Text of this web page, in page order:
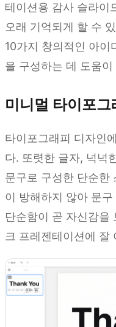
테이션용 감사 슬라이
오래 기억되게 할 수
10가지 창의적인 아이
을 구성하는 데 도움이
미니멀 타이포
타이포그래피 디자인
다. 또렷한 글자, 넉넉
문구로 구성한 단순한
이 방해하지 않아 문
단순함이 곧 자신감을
크 프레젠테이션에 잘